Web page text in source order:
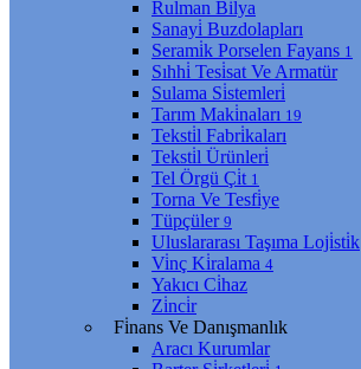
Rulman Bi̇lya
Sanayi̇ Buzdolapları
Serami̇k Porselen Fayans 1
Sıhhi̇ Tesi̇sat Ve Armatür
Sulama Si̇stemleri̇
Tarım Maki̇naları 19
Teksti̇l Fabri̇kaları
Teksti̇l Ürünleri̇
Tel Örgü Çi̇t 1
Torna Ve Tesfi̇ye
Tüpçüler 9
Uluslararası Taşıma Loji̇sti̇k
Vi̇nç Ki̇ralama 4
Yakıcı Ci̇haz
Zi̇nci̇r
Fi̇nans Ve Danışmanlık
Aracı Kurumlar